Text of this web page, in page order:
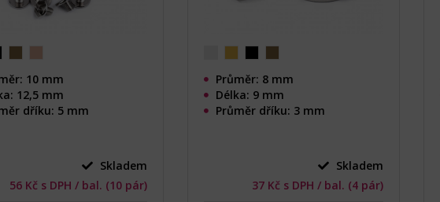
10 mm
12,5 mm
dříku: 5 mm
Skladem
56 Kč s DPH / bal. (10 pár)
Průměr: 8 mm
Délka: 9 mm
Průměr dříku: 3 mm
Skladem
37 Kč s DPH / bal. (4 pár)